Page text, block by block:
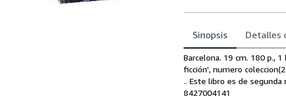
Sinopsis Detalles
Sinopsis
Barcelona. 19 cm. 180 p.,
ficción', numero
.. Este libro es de
8427004141